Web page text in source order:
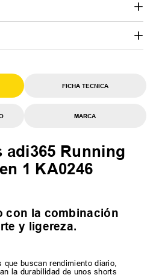
FICHA TECNICA
MARCA
adi365 Running
1 KA0246
con la combinación
y ligereza.
que buscan rendimiento diario,
la durabilidad de unos shorts